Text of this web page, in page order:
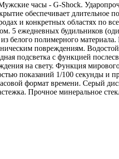
часы - G-Shock.
обеспечивает длительное
и конкретных областях по
5 ежедневных будильников
полимерного материала.
повреждениям.
подсветка с функцией
на свету. Функция
показаний 1/100 секунды и
формат времени. Серый
Прочное минеральное